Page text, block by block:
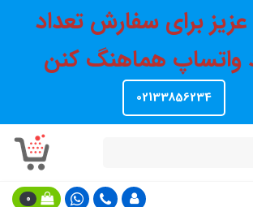
برای سفارش تعداد
واتساپ هماهنگ کنن
02133856234
0